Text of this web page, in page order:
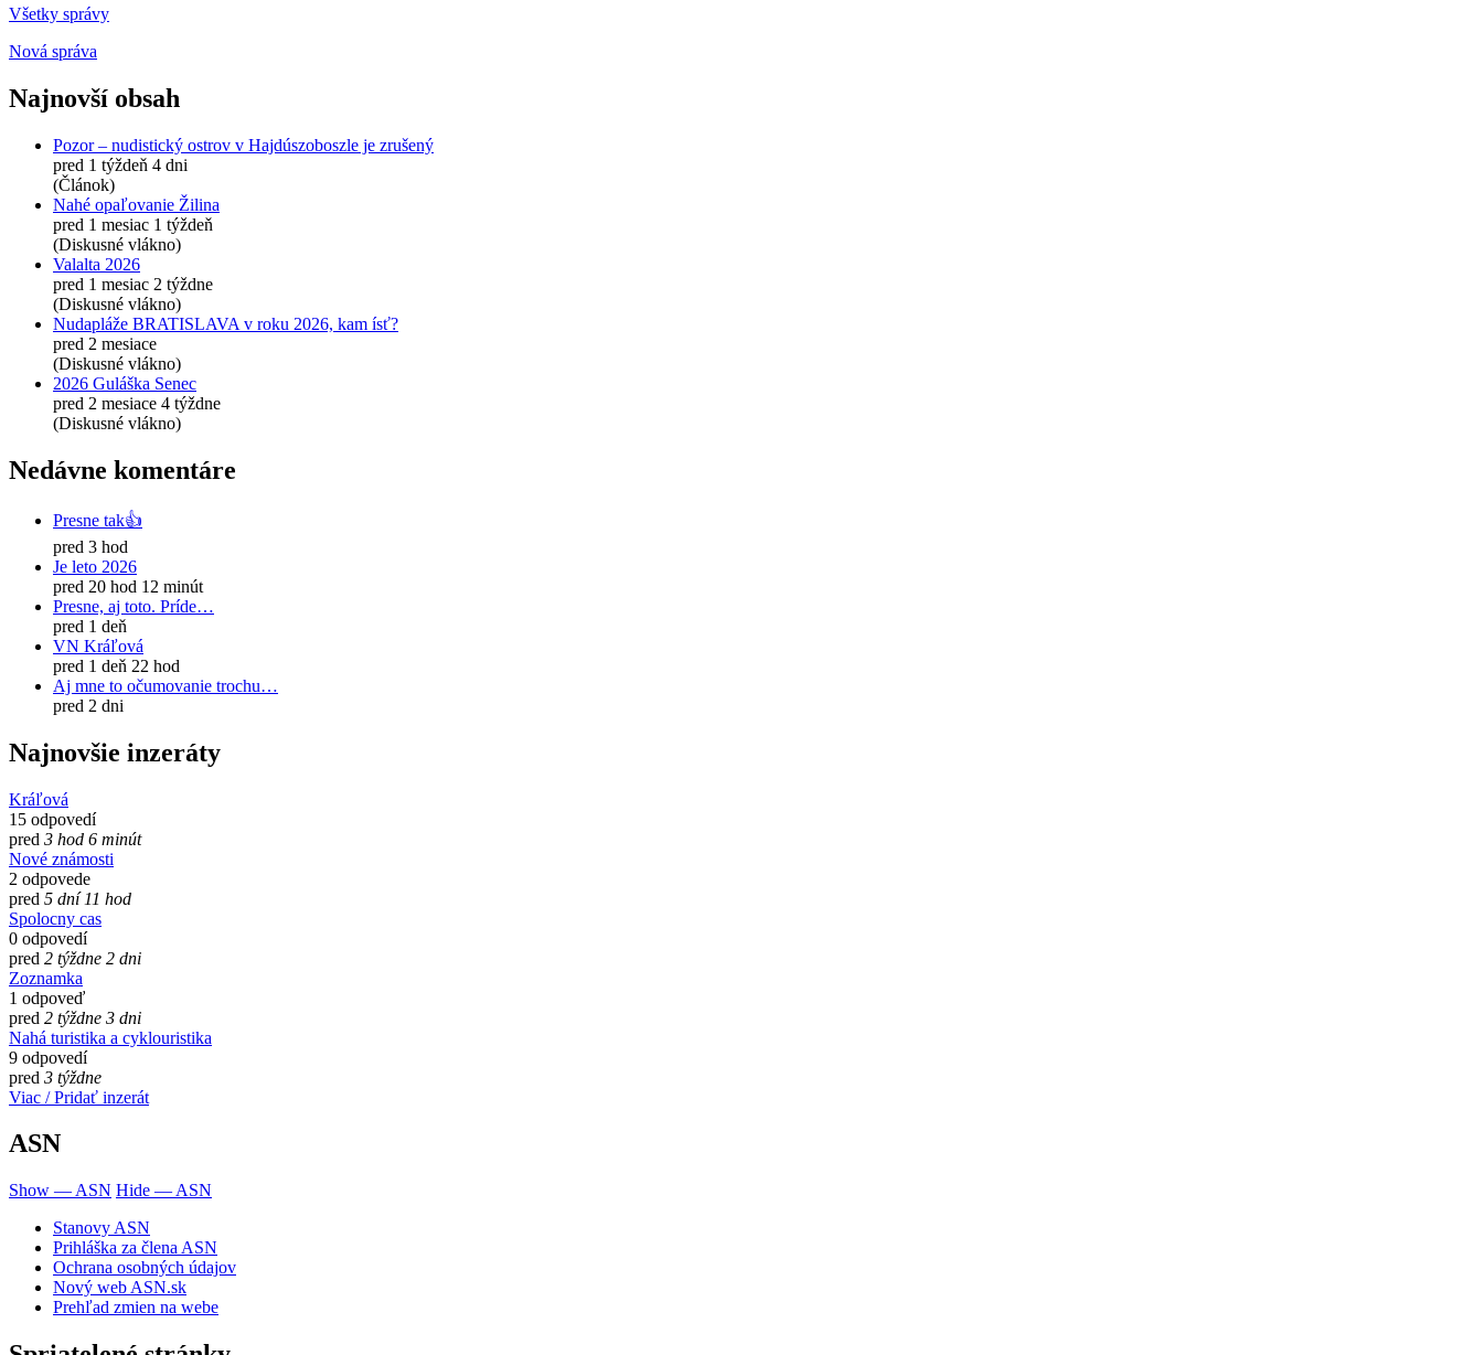
Všetky správy
Nová správa
Najnovší obsah
Pozor – nudistický ostrov v Hajdúszoboszle je zrušený
pred 1 týždeň 4 dni
(Článok)
Nahé opaľovanie Žilina
pred 1 mesiac 1 týždeň
(Diskusné vlákno)
Valalta 2026
pred 1 mesiac 2 týždne
(Diskusné vlákno)
Nudapláže BRATISLAVA v roku 2026, kam ísť?
pred 2 mesiace
(Diskusné vlákno)
2026 Guláška Senec
pred 2 mesiace 4 týždne
(Diskusné vlákno)
Nedávne komentáre
Presne tak👍
pred 3 hod
Je leto 2026
pred 20 hod 12 minút
Presne, aj toto. Príde…
pred 1 deň
VN Kráľová
pred 1 deň 22 hod
Aj mne to očumovanie trochu…
pred 2 dni
Najnovšie inzeráty
Kráľová
15 odpovedí
pred 3 hod 6 minút
Nové známosti
2 odpovede
pred 5 dní 11 hod
Spolocny cas
0 odpovedí
pred 2 týždne 2 dni
Zoznamka
1 odpoveď
pred 2 týždne 3 dni
Nahá turistika a cyklouristika
9 odpovedí
pred 3 týždne
Viac / Pridať inzerát
ASN
Show — ASN Hide — ASN
Stanovy ASN
Prihláška za člena ASN
Ochrana osobných údajov
Nový web ASN.sk
Prehľad zmien na webe